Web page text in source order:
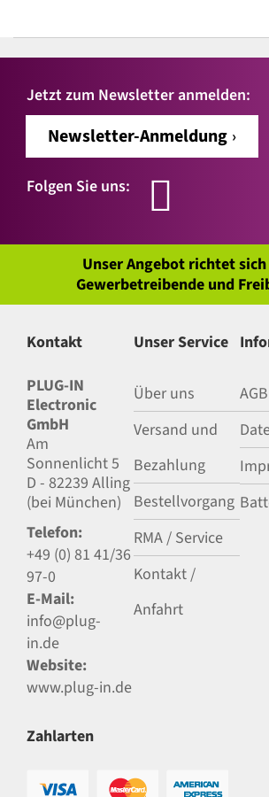
Jetzt zum Newsletter anmelden:
Newsletter-Anmeldung
Folgen Sie uns:
Unser Angebot richtet
Gewerbetreibende und
Kontakt
PLUG-IN
Electronic
GmbH
Am
Sonnenlicht 5
D - 82239 Alling
(bei München)
Telefon:
+49 (0) 81 41/36
97-0
E-Mail:
info@plug-
in.de
Website:
www.plug-in.de
Unser Service
Über uns
Versand und
Bezahlung
Bestellvorgang
RMA / Service
Kontakt /
Anfahrt
AGB
Zahlarten